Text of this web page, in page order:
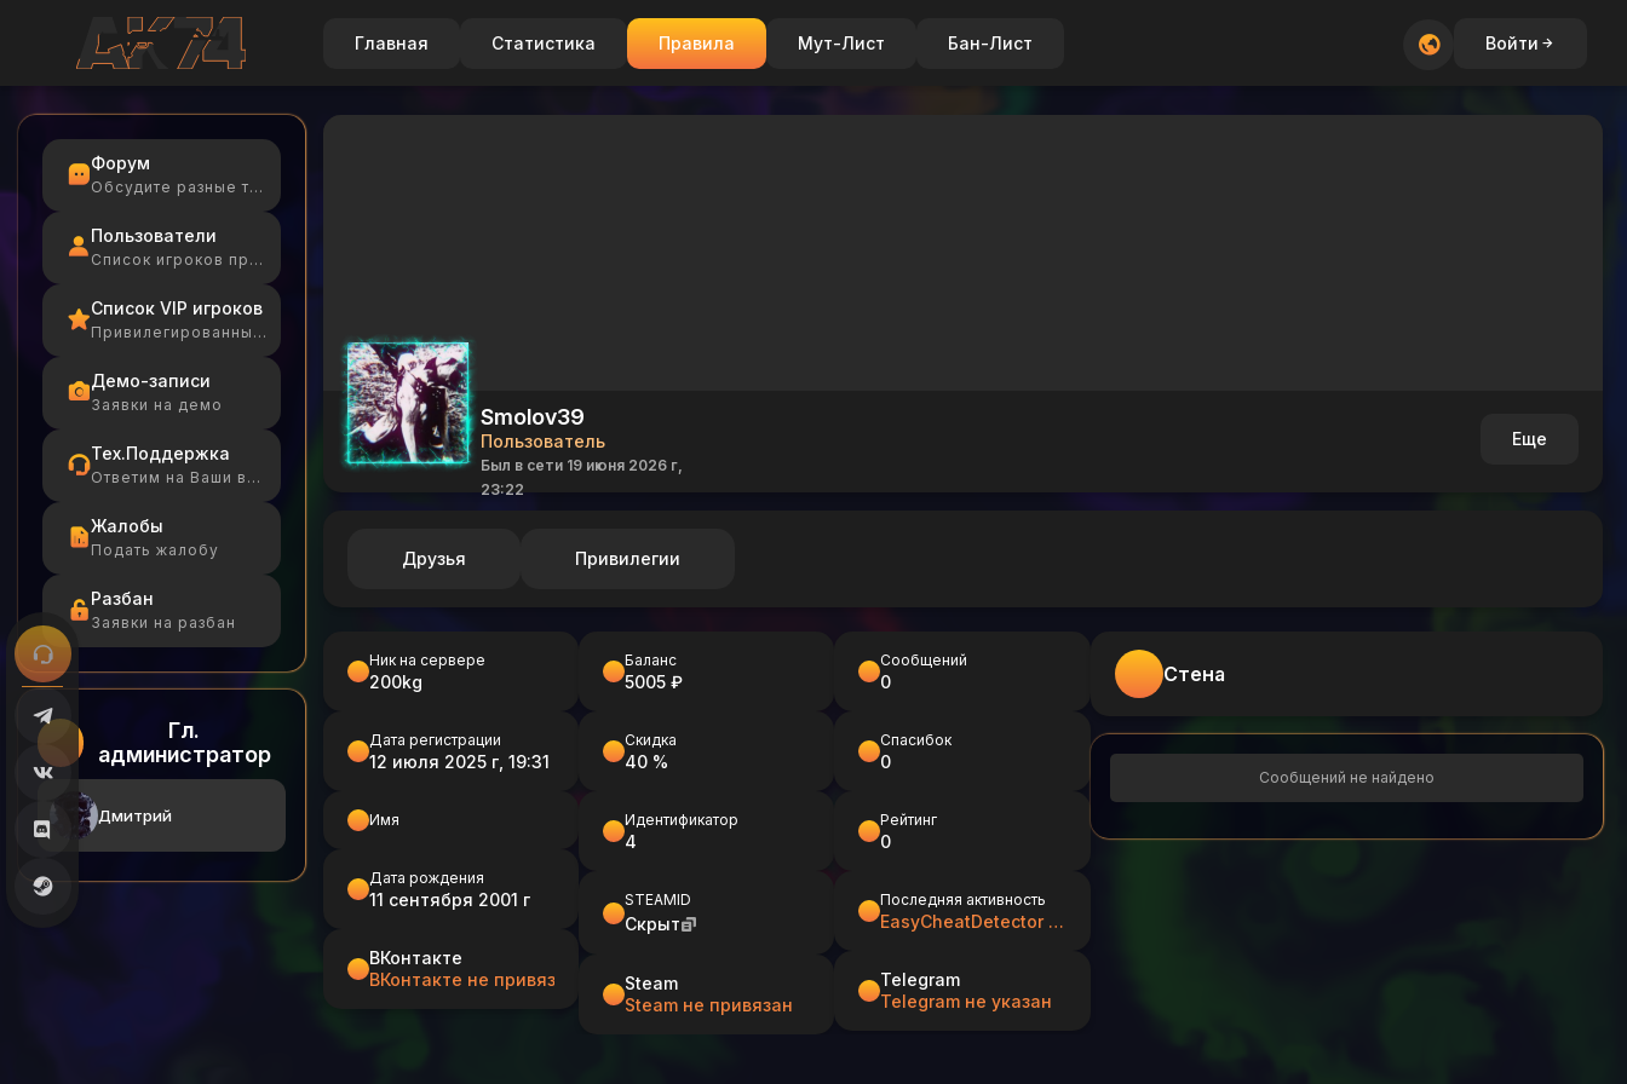
Главная Статистика Правила Мут-Лист Бан-Лист Войти
Форум
Обсудите разные темы
Пользователи
Список игроков проекта
Список VIP игроков
Привилегированные игроки
Демо-записи
Заявки на демо
Тех.Поддержка
Ответим на Ваши вопросы
Жалобы
Подать жалобу
Разбан
Заявки на разбан
Гл.
администратор
Дмитрий
Smolov39
Пользователь
Был в сети 19 июня 2026 г,
23:22
Еще
Друзья Привилегии
Ник на сервере
200kg
Дата регистрации
12 июля 2025 г, 19:31
Имя
Дата рождения
11 сентября 2001 г
ВКонтакте
ВКонтакте не привязан
Баланс
5005 ₽
Скидка
40 %
Идентификатор
4
STEAMID
Скрыт
Steam
Steam не привязан
Сообщений
0
Спасибок
0
Рейтинг
0
Последняя активность
EasyCheatDetector и WARGODS
Telegram
Telegram не указан
Стена
Сообщений не найдено